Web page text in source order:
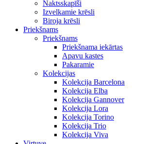
Naktsskapīši
Izvelkamie krēsli
Biroja krēsli
Priekšnams
Priekšnams
Priekšnama iekārtas
Apavu kastes
Pakaramie
Kolekcijas
Kolekcija Barcelona
Kolekcija Elba
Kolekcija Gannover
Kolekcija Lora
Kolekcija Torino
Kolekcija Trio
Kolekcija Viva